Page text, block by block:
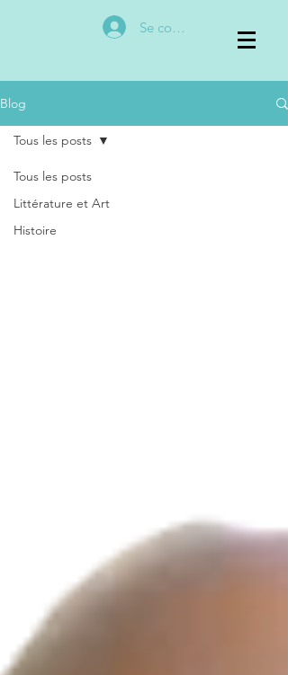
Se connecter
Blog
Tous les posts
Littérature et Art
Histoire
Tous les posts